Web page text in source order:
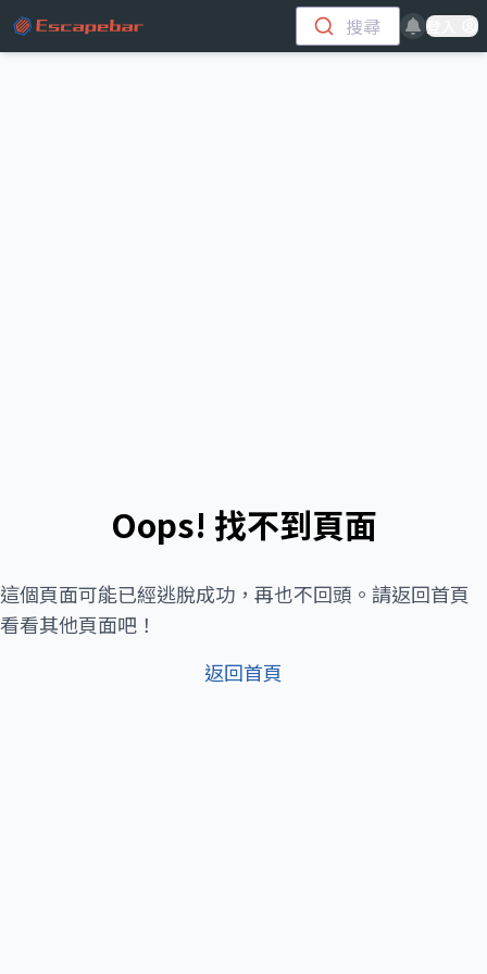
跳至主要內容
搜尋 登入
Oops! 找不到頁面
這個頁面可能已經逃脫成功，再也不回頭。請返回首頁
看看其他頁面吧！
返回首頁